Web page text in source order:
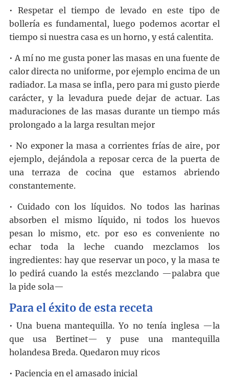
• Respetar el tiempo de levado en este tipo de
bollería es fundamental, luego podemos acortar el
tiempo si nuestra casa es un horno, y está calentita.
• A mí no me gusta poner las masas en una fuente de
calor directa no uniforme, por ejemplo encima de un
radiador. La masa se infla, pero para mi gusto pierde
carácter, y la levadura puede dejar de actuar. Las
maduraciones de las masas durante un tiempo más
prolongado a la larga resultan mejor
• No exponer la masa a corrientes frías de aire, por
ejemplo, dejándola a reposar cerca de la puerta de
una terraza de cocina que estamos abriendo
constantemente.
• Cuidado con los líquidos. No todos las harinas
absorben el mismo líquido, ni todos los huevos
pesan lo mismo, etc. por eso es conveniente no
echar toda la leche cuando mezclamos los
ingredientes: hay que reservar un poco, y la masa te
lo pedirá cuando la estés mezclando —palabra que
la pide sola—
Para el éxito de esta receta
• Una buena mantequilla. Yo no tenía inglesa —la
que usa Bertinet— y puse una mantequilla
holandesa Breda. Quedaron muy ricos
• Paciencia en el amasado inicial